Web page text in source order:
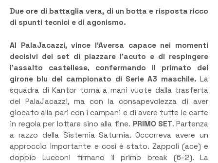
Due ore di battaglia vera, di un botta e risposta ricco
di spunti tecnici e di agonismo.
Al PalaJacazzi, vince l’Aversa capace nei momenti
decisivi dei set di piazzare l’acuto e di respingere
l’assalto castellese, confermando il primato del
girone blu del campionato di Serie A3 maschile. La
squadra di Kantor torna a mani vuote dalla trasferta
del PalaJacazzi, ma con la consapevolezza di aver
giocato alla pari con i campani e di avere tutte le carte
in regola per lottare sino alla fine. PRIMO SET. Partenza
a razzo della Sistemia Saturnia. Occorreva avere un
approccio importante e così è stato. Zappoli (ace) e
doppio Lucconi firmano il primo break (6-2). La